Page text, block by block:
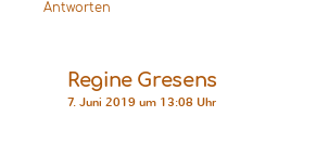
Antworten
Regine Gresens
7. Juni 2019 um 13:08 Uhr